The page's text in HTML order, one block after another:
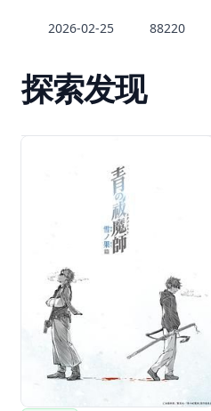
2026-02-25 88220
探索发现